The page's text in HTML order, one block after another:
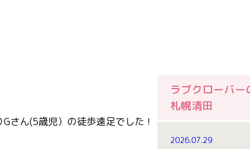
さん(5歳児）の徒歩遠足でした！
ラブクローバ
札幌清田
2026.07.29